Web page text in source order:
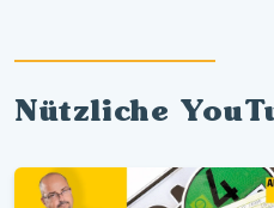
Nützliche